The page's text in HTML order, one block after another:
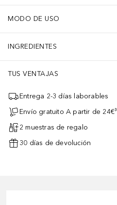
MODO DE USO
INGREDIENTES
TUS VENTAJAS
Entrega 2-3 días laborables
Envío gratuito A partir de 24€³
2 muestras de regalo
30 días de devolución